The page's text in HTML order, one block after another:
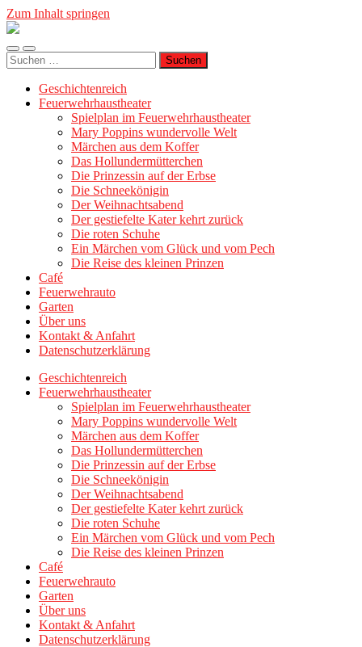
Zum Inhalt springen
Geschichtenreich
Mobile-
Menü
Suchfeld
ein-/ausblenden
Suche
nach:
Geschichtenreich
Feuerwehrhaustheater
Spielplan im Feuerwehrhaustheater
Mary Poppins wundervolle Welt
Märchen aus dem Koffer
Das Hollundermütterchen
Die Prinzessin auf der Erbse
Die Schneekönigin
Der Weihnachtsabend
Der gestiefelte Kater kehrt zurück
Die roten Schuhe
Ein Märchen vom Glück und vom Pech
Die Reise des kleinen Prinzen
Café
Feuerwehrauto
Garten
Über uns
Kontakt & Anfahrt
Datenschutzerklärung
Geschichtenreich
Feuerwehrhaustheater
Spielplan im Feuerwehrhaustheater
Mary Poppins wundervolle Welt
Märchen aus dem Koffer
Das Hollundermütterchen
Die Prinzessin auf der Erbse
Die Schneekönigin
Der Weihnachtsabend
Der gestiefelte Kater kehrt zurück
Die roten Schuhe
Ein Märchen vom Glück und vom Pech
Die Reise des kleinen Prinzen
Café
Feuerwehrauto
Garten
Über uns
Kontakt & Anfahrt
Datenschutzerklärung